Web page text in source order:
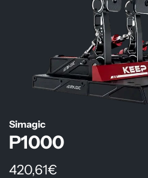
Simagic
P1000
R
420,61€